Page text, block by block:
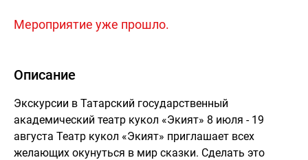
Мероприятие уже прошло.
Описание
Экскурсии в Татарский государственный
академический театр кукол «Экият» 8 июля - 19
августа Театр кукол «Экият» приглашает всех
желающих окунуться в мир сказки. Сделать это